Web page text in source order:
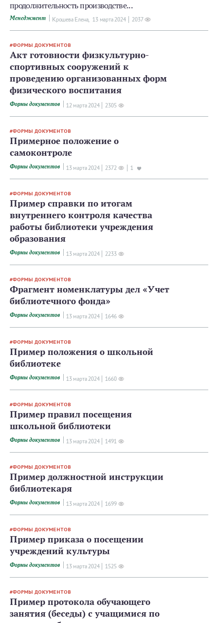
продолжительность производстве...
Менеджмент Крошева Елена, 13 мартa 2024 2037
ФОРМЫ ДОКУМЕНТОВ
Акт готовности физкультурно-
спортивных сооружений к
проведению организованных форм
физического воспитания
Формы документов 12 мартa 2024 2305
ФОРМЫ ДОКУМЕНТОВ
Примерное положение о
самоконтроле
Формы документов 13 мартa 2024 2372 1
ФОРМЫ ДОКУМЕНТОВ
Пример справки по итогам
внутреннего контроля качества
работы библиотеки учреждения
образования
Формы документов 13 мартa 2024 2233
ФОРМЫ ДОКУМЕНТОВ
Фрагмент номенклатуры дел «Учет
библиотечного фонда»
Формы документов 13 мартa 2024 1646
ФОРМЫ ДОКУМЕНТОВ
Пример положения о школьной
библиотеке
Формы документов 13 мартa 2024 1660
ФОРМЫ ДОКУМЕНТОВ
Пример правил посещения
школьной библиотеки
Формы документов 13 мартa 2024 1491
ФОРМЫ ДОКУМЕНТОВ
Пример должностной инструкции
библиотекаря
Формы документов 13 мартa 2024 1699
ФОРМЫ ДОКУМЕНТОВ
Пример приказа о посещении
учреждений культуры
Формы документов 13 мартa 2024 1525
ФОРМЫ ДОКУМЕНТОВ
Пример протокола обучающего
занятия (беседы) с учащимися по